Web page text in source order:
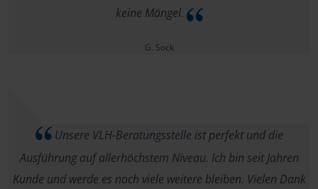
keine Mängel.
G. Sock
Unsere VLH-Beratungsstelle ist perfekt und die
Ausführung auf allerhöchstem Niveau. Ich bin seit Jahren
Kunde und werde es noch viele weitere bleiben. Vielen Dank